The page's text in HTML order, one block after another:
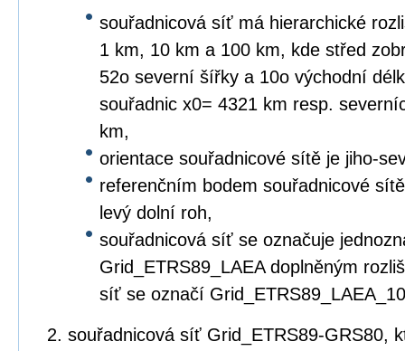
souřadnicová síť má hierarchické
1 km, 10 km a 100 km, kde střed
52o severní šířky a 10o východní
souřadnic x0= 4321 km resp.
km,
orientace souřadnicové sítě je jiho-
referenčním bodem souřadnicové
levý dolní roh,
souřadnicová síť se označuje
Grid_ETRS89_LAEA doplněným
síť se označí
souřadnicová síť Grid_ETRS89-GRS80,